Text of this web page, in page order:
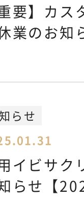
重要】カ
業のお知
らせ
イビサク
らせ【